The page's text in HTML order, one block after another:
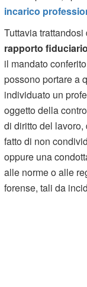
incarico
Tuttavia
rapporto fiduciario
il mandato
possono portare a
individuato un
oggetto della
di diritto del lavoro,
fatto di non
oppure una
alle norme o alle
forense, tali da